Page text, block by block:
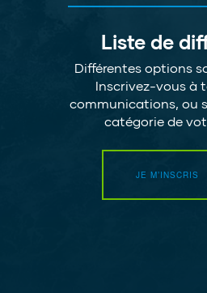
Liste de
Différentes options
Inscrivez-vous à
communications, ou
catégorie de
JE M’INSCRIS